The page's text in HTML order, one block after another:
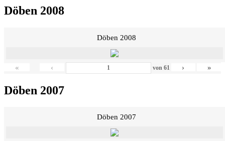
Döben 2008
Döben 2008
« ‹ von 61 › »
Döben 2007
Döben 2007